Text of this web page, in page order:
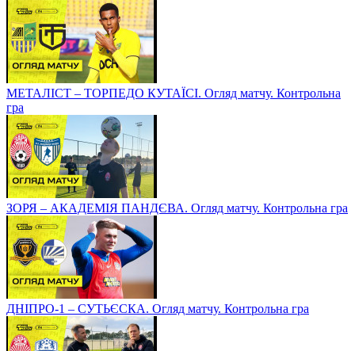
МЕТАЛІСТ – ТОРПЕДО КУТАЇСІ. Огляд матчу. Контрольна
гра
ЗОРЯ – АКАДЕМІЯ ПАНДЄВА. Огляд матчу. Контрольна гра
ДНІПРО-1 – СУТЬЄСКА. Огляд матчу. Контрольна гра